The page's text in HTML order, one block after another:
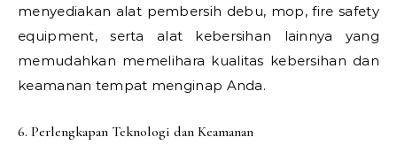
menyediakan alat pembersih debu, mop, fire safety
equipment, serta alat kebersihan lainnya yang
memudahkan memelihara kualitas kebersihan dan
keamanan tempat menginap Anda.
6. Perlengkapan Teknologi dan Keamanan